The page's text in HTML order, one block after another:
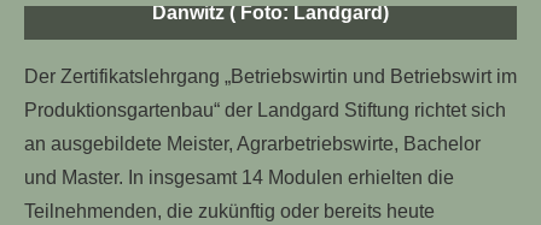
Danwitz ( Foto: Landgard)
Der Zertifikatslehrgang „Betriebswirtin und Betriebswirt im
Produktionsgartenbau“ der Landgard Stiftung richtet sich
an ausgebildete Meister, Agrarbetriebswirte, Bachelor
und Master. In insgesamt 14 Modulen erhielten die
Teilnehmenden, die zukünftig oder bereits heute